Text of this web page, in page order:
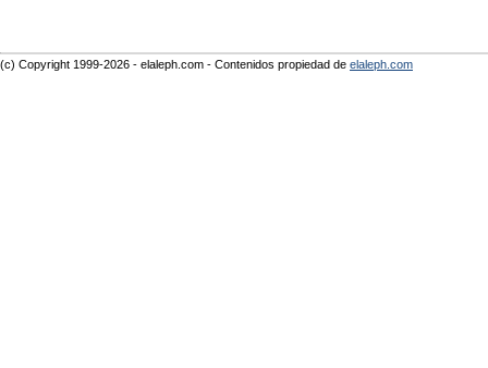
(c) Copyright 1999-2026 - elaleph.com - Contenidos propiedad de elaleph.com